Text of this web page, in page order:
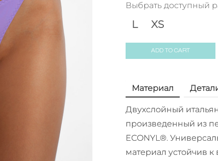
Выбрать доступный
XS
L
ADD TO CART
Материал
Двухслойный
произведенный из
ECONYL®.
материал устойчив к